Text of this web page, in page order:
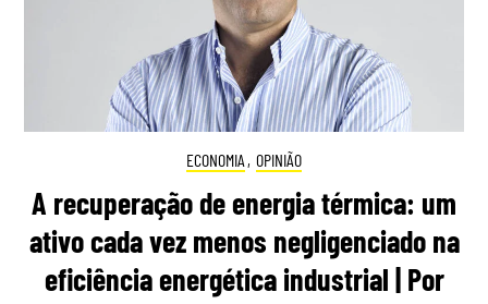
ECONOMIA , OPINIÃO
A recuperação de energia térmica: um
ativo cada vez menos negligenciado na
eficiência energética industrial | Por